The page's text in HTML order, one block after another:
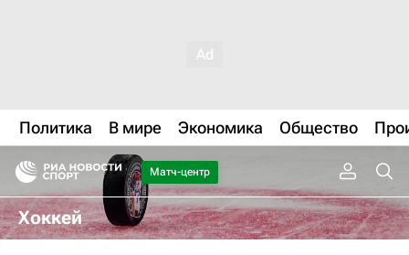
Политика В мире Экономика Общество
Матч-центр
Хоккей